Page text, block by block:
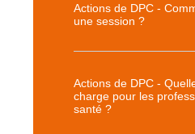
Actions de DPC -
une session ?
Actions de DPC -
charge pour les
santé ?